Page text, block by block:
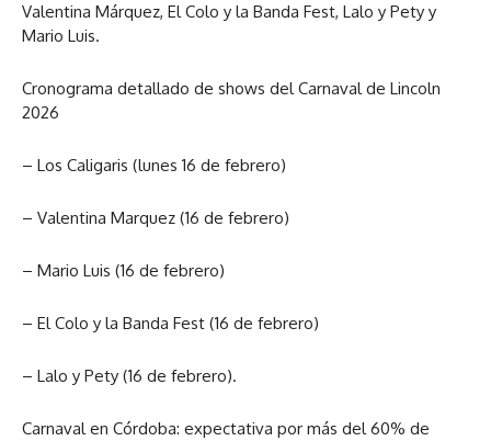
Valentina Márquez, El Colo y la Banda Fest, Lalo y Pety y
Mario Luis.
Cronograma detallado de shows del Carnaval de Lincoln
2026
– Los Caligaris (lunes 16 de febrero)
– Valentina Marquez (16 de febrero)
– Mario Luis (16 de febrero)
– El Colo y la Banda Fest (16 de febrero)
– Lalo y Pety (16 de febrero).
Carnaval en Córdoba: expectativa por más del 60% de